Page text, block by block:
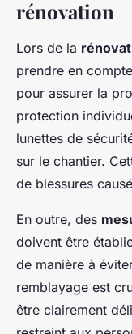
rénovation
Lors de la
prendre en
pour assurer la
protection
lunettes de
sur le chantier.
de blessures
En outre, des
doivent être
de manière à
remblayage est
être clairement